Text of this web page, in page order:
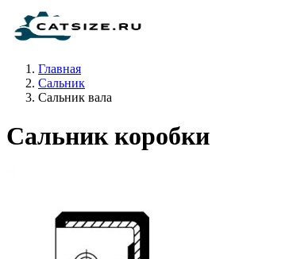
Главная
Сальник
Сальник вала
Сальник коробки